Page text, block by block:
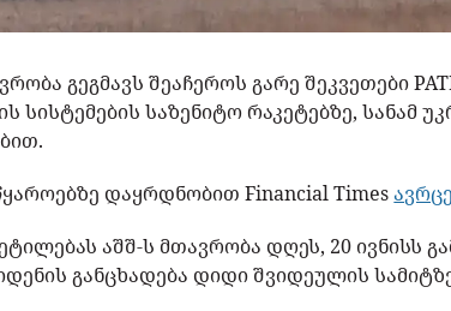
გეგმავს შეაჩეროს გარე შეკვეთები
სისტემების საზენიტო რაკეტებზე, სანამ
დაყრდნობით Financial Times
აშშ-ს მთავრობა დღეს, 20 ივნისს
განცხადება დიდი შვიდეულის